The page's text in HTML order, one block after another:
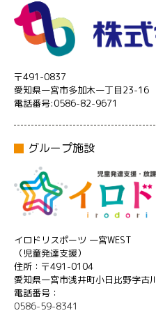
〒491-0837
愛知県一宮市多加木一丁目23-16
電話番号:0586-82-9671
グループ施設
イロドリスポーツ 一宮WEST
（児童発達支援）
住所：〒491-0104
愛知県一宮市浅井町小日比野字古
電話番号：
0586-59-8341